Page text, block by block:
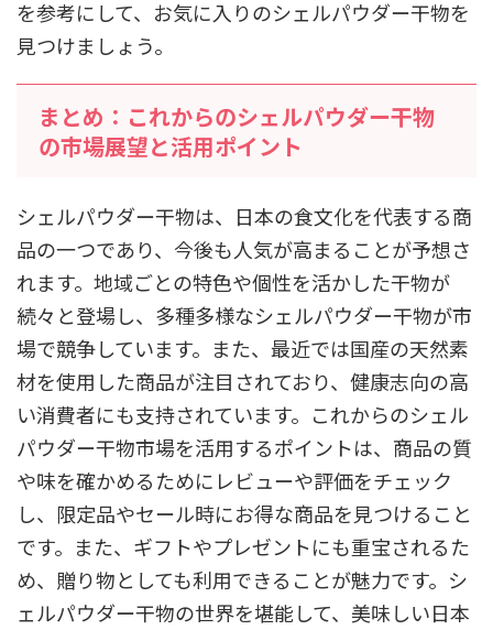
を参考にして、お気に入りのシェルパウダー干物を
見つけましょう。
まとめ：これからのシェルパウダー干物
の市場展望と活用ポイント
シェルパウダー干物は、日本の食文化を代表する商
品の一つであり、今後も人気が高まることが予想さ
れます。地域ごとの特色や個性を活かした干物が
続々と登場し、多種多様なシェルパウダー干物が市
場で競争しています。また、最近では国産の天然素
材を使用した商品が注目されており、健康志向の高
い消費者にも支持されています。これからのシェル
パウダー干物市場を活用するポイントは、商品の質
や味を確かめるためにレビューや評価をチェック
し、限定品やセール時にお得な商品を見つけること
です。また、ギフトやプレゼントにも重宝されるた
め、贈り物としても利用できることが魅力です。シ
ェルパウダー干物の世界を堪能して、美味しい日本